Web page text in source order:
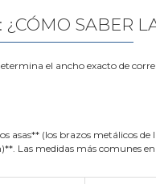
¿CÓMO SABER
el ancho exacto de
asas** (los brazos metálicos de
Las medidas más comunes